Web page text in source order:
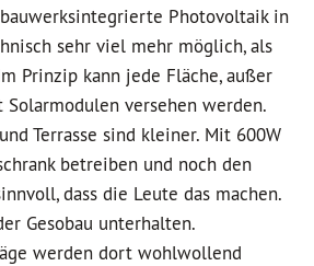
Photovoltaik in
sehr viel mehr möglich, als
Prinzip kann jede Fläche, außer
versehen werden.
Terrasse sind kleiner. Mit 600W
betreiben und noch den
dass die Leute das machen.
Gesobau unterhalten.
werden dort wohlwollend